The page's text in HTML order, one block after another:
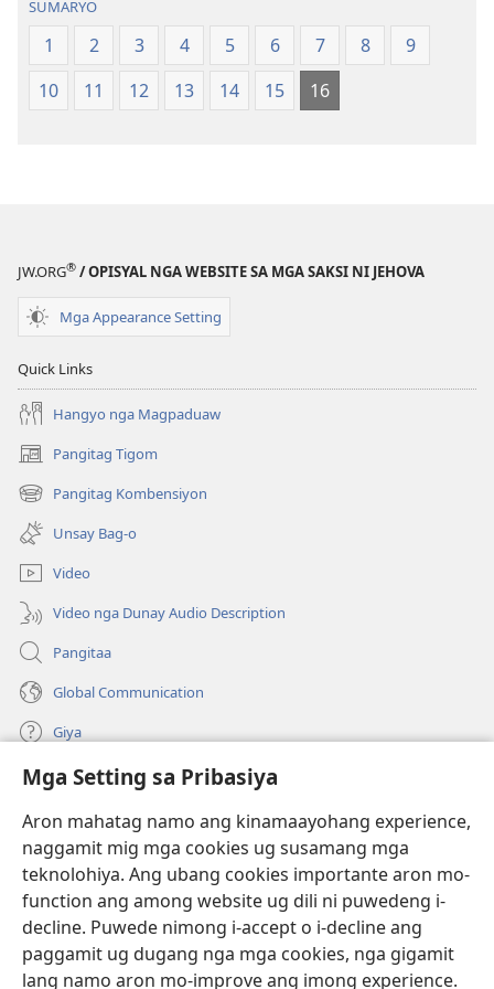
Mga Setting sa Pribasiya
Aron mahatag namo ang kinamaayohang experience,
naggamit mig mga cookies ug susamang mga
teknolohiya. Ang ubang cookies importante aron mo-
function ang among website ug dili ni puwedeng i-
decline. Puwede nimong i-accept o i-decline ang
paggamit ug dugang nga mga cookies, nga gigamit
lang namo aron mo-improve ang imong experience.
Balaang
Kasulatan
sa
of
Balaang
Kasulatan
sa
of
SUMARYO
1 2 3 4 5 6 7 8
9
10
11 12 13 14 15 16
JW.ORG® / OPISYAL NGA WEBSITE SA MGA SAKSI NI JEHOVA
Mga Appearance Setting
Quick Links
Hangyo nga Magpaduaw
Pangitag Tigom
(mo-
open
ug
bag-
ong
window)
Pangitag Kombensiyon
(mo-
open
ug
bag-
ong
window)
Unsay Bag-o
Video
Video nga Dunay Audio Description
Pangitaa
Global Communication
Giya
Donasyon
(mo-
open
bag-
ong
window)
Watchtower ONLINE NGA LIBRARYA
(mo-
open
ug
bag-
window)
JW Hub
(mo-
open
ug
bag-
JW Library